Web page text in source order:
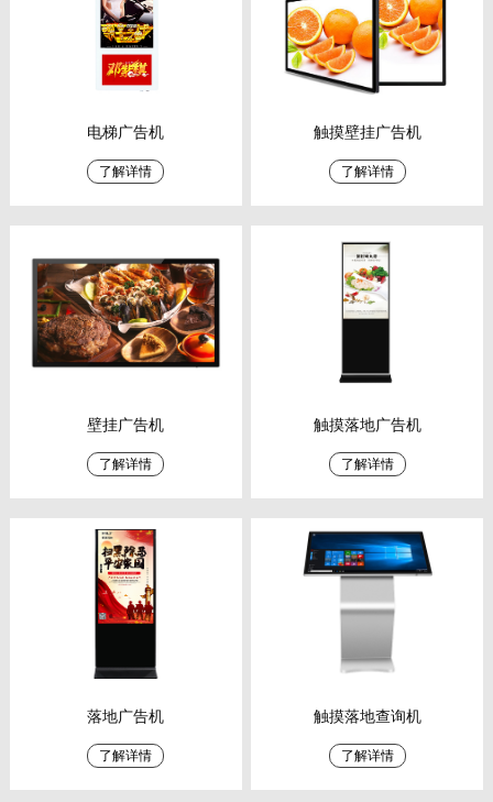
电梯广告机
了解详情
触摸壁挂广告机
了解详情
壁挂广告机
了解详情
触摸落地广告机
了解详情
落地广告机
了解详情
触摸落地查询机
了解详情